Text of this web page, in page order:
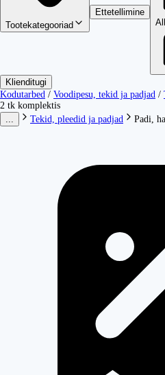
Tootekategooriad
Ettetellimine
Klienditugi
Kodutarbed / Voodipesu, tekid ja padjad /
2 tk komplektis
Tekid, pleedid ja padjad Padi,